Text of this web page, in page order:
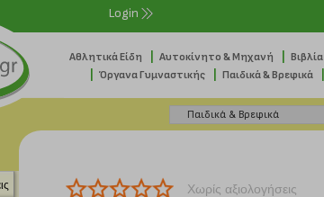
Login
Αθλητικά Είδη Αυτοκίνητο & Μηχανή Βιβλία
Όργανα Γυμναστικής Παιδικά & Βρεφικά
Χωρίς αξιολογήσεις